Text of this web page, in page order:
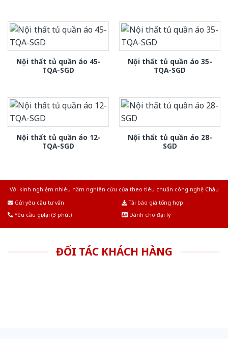
Nội thất tủ quần áo 45-
TQA-SGD
Nội thất tủ quần áo 35-
TQA-SGD
Nội thất tủ quần áo 12-
TQA-SGD
Nội thất tủ quần áo 28-
SGD
Với kinh nghiệm nhiêu năm nghiên cứu cửa theo tiêu chuẩn công nghệ Châu
Gửi yêu cầu tư vấn
Tải báo giá tổng hợp
Yêu cầu gọi lại (3 phút)
Dành cho đại lý
ĐỐI TÁC KHÁCH HÀNG